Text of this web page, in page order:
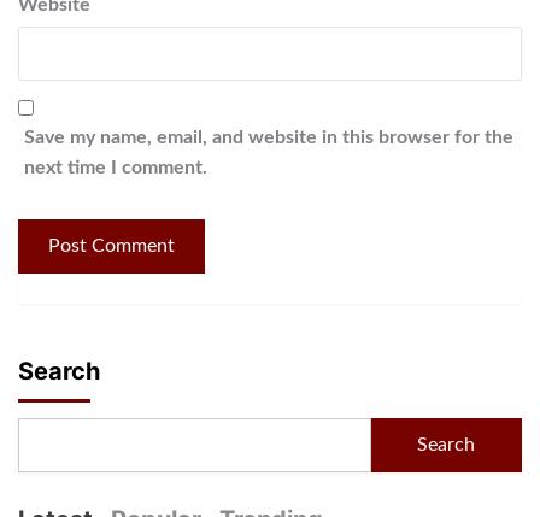
Website
Save my name, email, and website in this browser for the
next time I comment.
Search
Search